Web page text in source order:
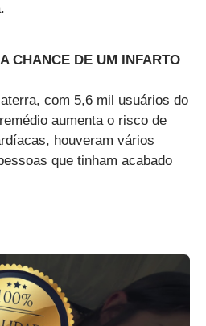
CHANCE DE UM INFARTO
com 5,6 mil usuários do
aumenta o risco de
houveram vários
que tinham acabado